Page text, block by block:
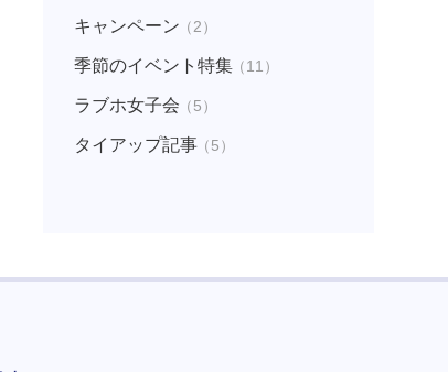
キャンペーン（2）
季節のイベント特集（11）
ラブホ女子会（5）
タイアップ記事（5）